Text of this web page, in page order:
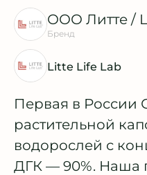
ООО Литте /
Бренд
Litte Life Lab
Первая в России
растительной
водорослей с
ДГК — 90%. Наша